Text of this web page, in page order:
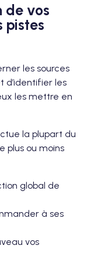
de vos
pistes
les sources
d’identifier les
les mettre en
la plupart du
plus ou moins
global de
à ses
vos